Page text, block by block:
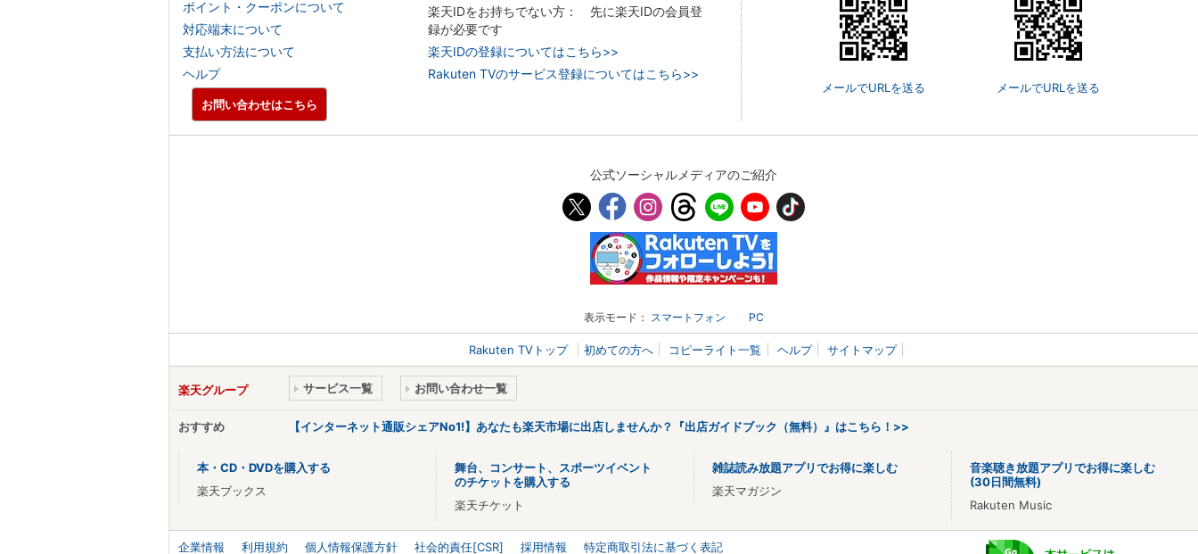
ポイント・クーポンについて
対応端末について
支払い方法について
ヘルプ
楽天IDをお持ちでない方： 先に楽天IDの会員登
録が必要です
楽天IDの登録についてはこちら>>
Rakuten TVのサービス登録についてはこちら>>
メールでURLを送る
メールでURLを送る
お問い合わせはこちら
公式ソーシャルメディアのご紹介
表示モード： スマートフォン PC
Rakuten TVトップ 初めての方へ コピーライト一覧 ヘルプ サイトマップ
楽天グループ サービス一覧 お問い合わせ一覧
おすすめ 【インターネット通販シェアNo1!】あなたも楽天市場に出店しませんか？『出店ガイドブック（無料）』はこちら！>>
本・CD・DVDを購入する
楽天ブックス
舞台、コンサート、スポーツイベント
のチケットを購入する
楽天チケット
雑誌読み放題アプリでお得に楽しむ
楽天マガジン
音楽聴き放題アプリでお得に楽しむ
(30日間無料)
Rakuten Music
企業情報 利用規約 個人情報保護方針 社会的責任[CSR] 採用情報 特定商取引法に基づく表記